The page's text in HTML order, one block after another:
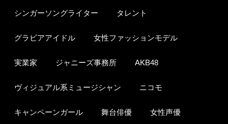
シンガーソングライター タレント
グラビアアイドル 女性ファッションモデル
実業家 ジャニーズ事務所 AKB48
ヴィジュアル系ミュージシャン ニコモ
キャンペーンガール 舞台俳優 女性声優